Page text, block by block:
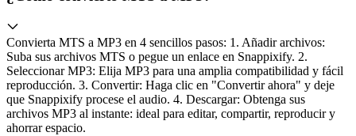
Convierta MTS a MP3 en 4 sencillos pasos: 1. Añadir archivos:
Suba sus archivos MTS o pegue un enlace en Snappixify. 2.
Seleccionar MP3: Elija MP3 para una amplia compatibilidad y fácil
reproducción. 3. Convertir: Haga clic en "Convertir ahora" y deje
que Snappixify procese el audio. 4. Descargar: Obtenga sus
archivos MP3 al instante: ideal para editar, compartir, reproducir y
ahorrar espacio.